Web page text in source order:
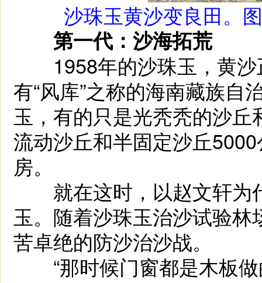
沙珠玉黄沙变良田。
第一代：沙海拓荒
1958年的沙珠玉，黄沙
有“风库”之称的海南藏族自
玉，有的只是光秃秃的沙
流动沙丘和半固定沙丘
房。
就在这时，以赵文轩为
玉。随着沙珠玉治沙试验
苦卓绝的防沙治沙战。
“那时候门窗都是木板做